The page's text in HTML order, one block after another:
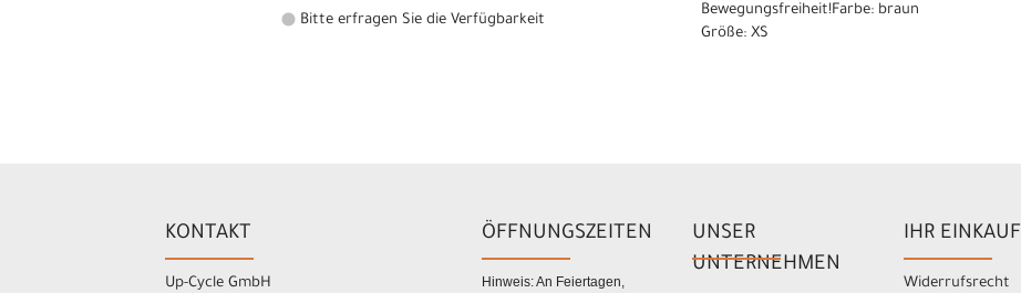
Bitte erfragen Sie die Verfügbarkeit
Bewegungsfreiheit!Farbe: braun
Größe: XS
KONTAKT
Up-Cycle GmbH
ÖFFNUNGSZEITEN
Hinweis: An Feiertagen,
UNSER
UNTERNEHMEN
IHR EINKAUF
Widerrufsrecht